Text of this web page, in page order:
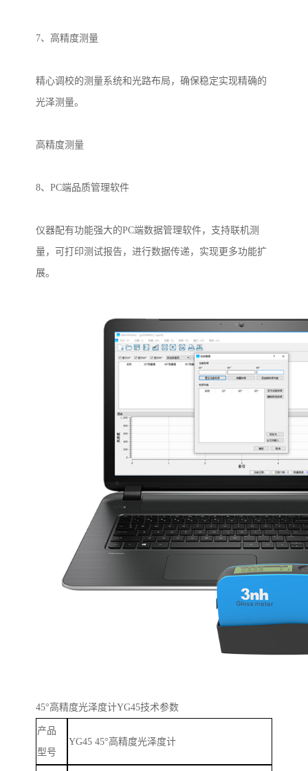
7、高精度测量
精心调校的测量系统和光路布局，确保稳定实现精确的
光泽测量。
高精度测量
8、 PC端品质管理软件
仪器配有功能强大的PC端数据管理软件，支持联机测
量，可打印测试报告，进行数据传递，实现更多功能扩
展。
45°高精度光泽度计YG45技术参数
产品
型号
YG45 45°高精度光泽度计